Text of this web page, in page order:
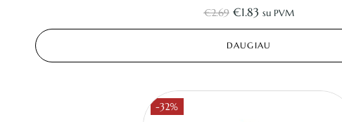
€2.69 €1.83 su PVM
DAUGIAU
-32%